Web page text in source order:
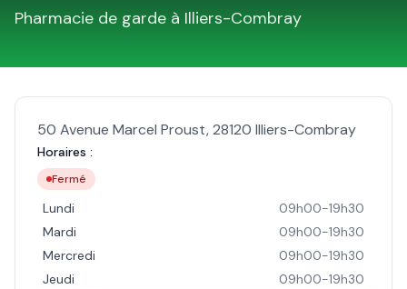
Pharmacie de garde à Illiers-Combray
50 Avenue Marcel Proust,28120 Illiers-Combray
Horaires :
Fermé
Lundi
09h00-19h30
Mardi
09h00-19h30
Mercredi
09h00-19h30
Jeudi
09h00-19h30